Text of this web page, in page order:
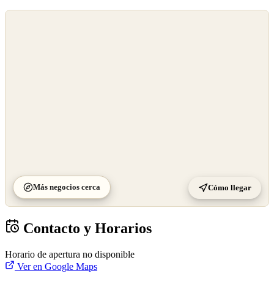
Más negocios cerca Cómo llegar
Contacto y Horarios
Horario de apertura no disponible
Ver en Google Maps